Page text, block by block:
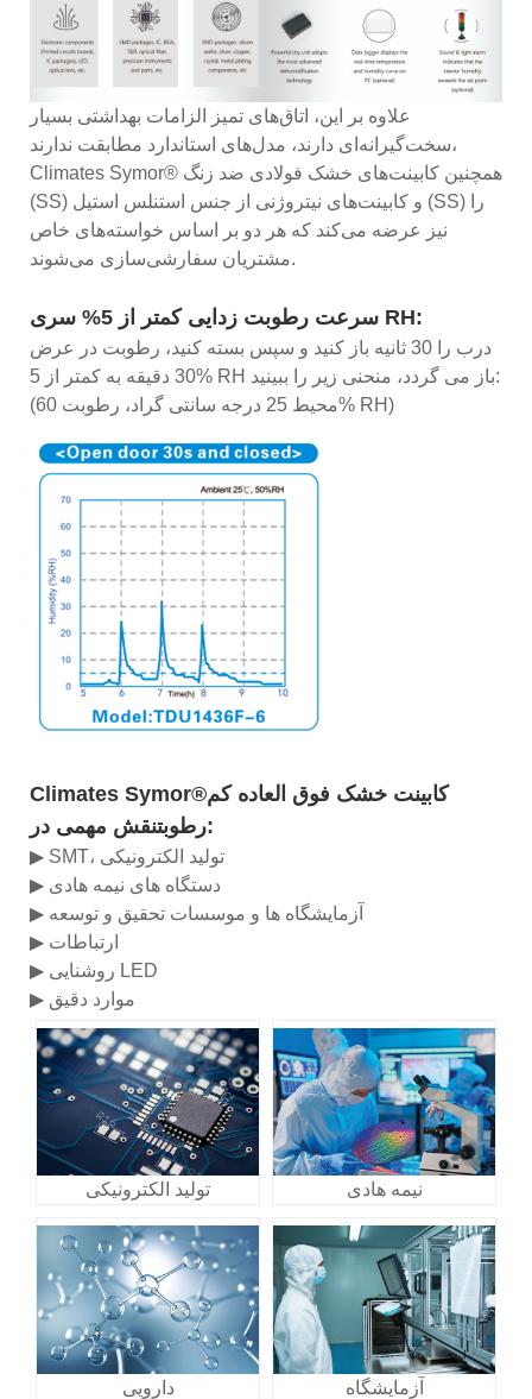
علاوه بر این، اتاق‌های تمیز الزامات بهداشتی بسیار
سخت‌گیرانه‌ای دارند، مدل‌های استاندارد مطابقت ندارند،
Climates Symor® همچنین کابینت‌های خشک فولادی ضد زنگ
(SS) و کابینت‌های نیتروژنی از جنس استنلس استیل (SS) را
نیز عرضه می‌کند که هر دو بر اساس خواسته‌های خاص
مشتریان سفارشی‌سازی می‌شوند.
سرعت رطوبت زدایی کمتر از 5% سری RH:
درب را 30 ثانیه باز کنید و سپس بسته کنید، رطوبت در عرض
30 دقیقه به کمتر از 5% RH باز می گردد، منحنی زیر را ببینید:
(محیط 25 درجه سانتی گراد، رطوبت 60% RH)
Climates Symor®کابینت خشک فوق العاده کم
رطوبتنقش مهمی در:
▶ SMT، تولید الکترونیکی
▶ دستگاه های نیمه هادی
▶ آزمایشگاه ها و موسسات تحقیق و توسعه
▶ ارتباطات
▶ روشنایی LED
▶ موارد دقیق
تولید الکترونیکی نیمه هادی
دارویی آزمایشگاه